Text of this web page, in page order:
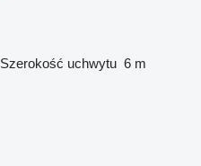
Szerokość uchwytu 6 m